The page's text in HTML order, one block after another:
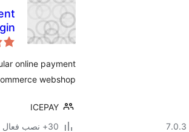
online payment
webshop.
ICEPAY
30+ نصب فعال